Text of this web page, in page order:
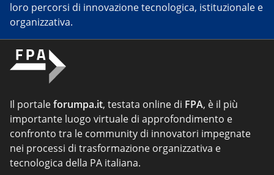
loro percorsi di innovazione tecnologica, istituzionale e
organizzativa.
Il portaleforumpa.it, testata online di FPA, è il più
importante luogo virtuale di approfondimento e
confronto tra le community di innovatori impegnate
nei processi di trasformazione organizzativa e
tecnologica della PA italiana.